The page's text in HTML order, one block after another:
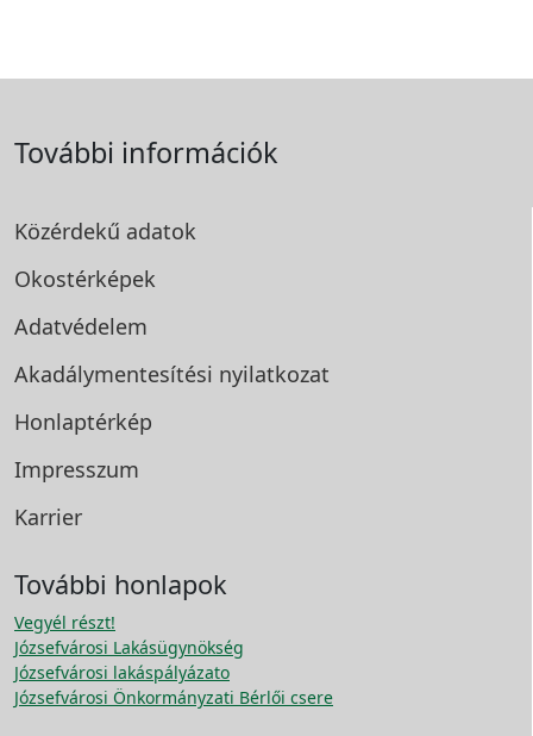
További információk
Közérdekű adatok
Okostérképek
Adatvédelem
Akadálymentesítési nyilatkozat
Honlaptérkép
Impresszum
Karrier
További honlapok
Vegyél részt!
Józsefvárosi Lakásügynökség
Józsefvárosi lakáspályázato
Józsefvárosi Önkormányzati Bérlői csere